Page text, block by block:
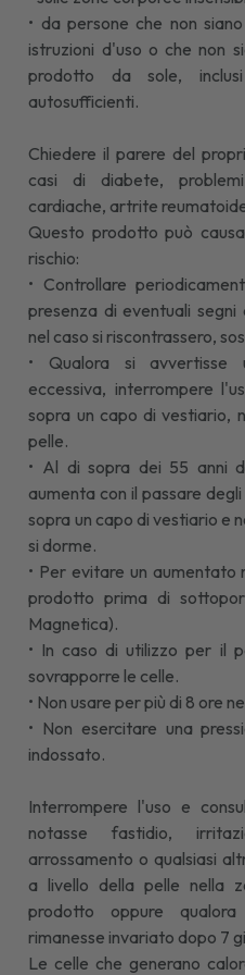
• da persone che non
istruzioni d'uso o che non
prodotto da sole,
autosufficienti.
Chiedere il parere del
casi di diabete,
cardiache, artrite
Questo prodotto può
rischio:
• Controllare
presenza di eventuali
nel caso si riscontrassero,
• Qualora si avvertisse
eccessiva, interrompere
sopra un capo di vestiario,
pelle.
• Al di sopra dei 55 anni
aumenta con il passare
sopra un capo di vestiario e
si dorme.
• Per evitare un aumentato
prodotto prima di
Magnetica).
• In caso di utilizzo per il
sovrapporre le celle.
• Non usare per più di 8 ore
• Non esercitare una
indossato.
Interrompere l'uso e
notasse fastidio,
arrossamento o qualsiasi
a livello della pelle nella
prodotto oppure
rimanesse invariato dopo 7
Le celle che generano